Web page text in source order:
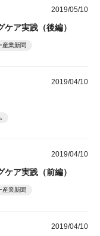
2019/05/10
ア実践（後編）
産業新聞
2019/04/10
2019/04/10
ア実践（前編）
産業新聞
2019/04/10